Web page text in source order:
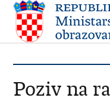
Poziv na